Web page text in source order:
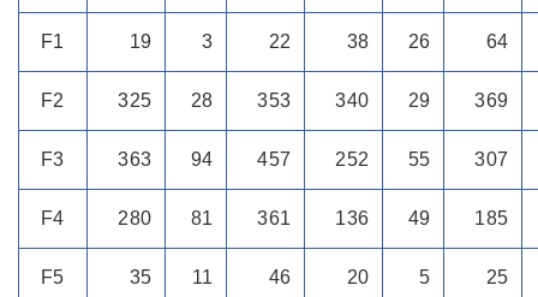
F1 19 3 22 38 26 64
F2 325 28 353 340 29 369
F3 363 94 457 252 55 307
F4 280 81 361 136 49 185
F5 35 11 46 20 5 25